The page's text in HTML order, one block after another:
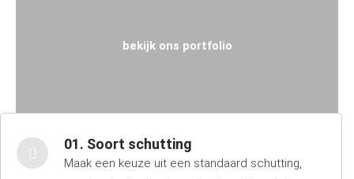
bekijk ons portfolio
01. Soort schutting
Maak een keuze uit een standaard schutting,